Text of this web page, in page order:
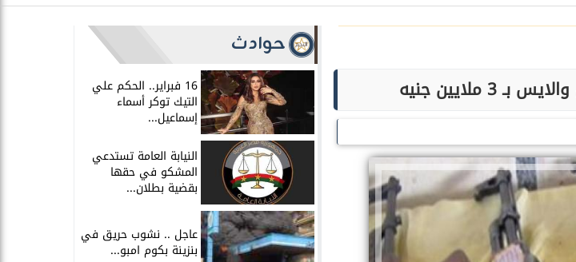
حوادث
16 فبراير.. الحكم علي
التيك توكر أسماء
إسماعيل...
النيابة العامة تستدعي
المشكو في حقها
بقضية بطلان...
عاجل .. نشوب حريق في
بنزينة بكوم امبو...